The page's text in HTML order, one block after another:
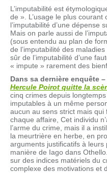
L’imputabilité est
de ». L’usage le plus
l’imputabilité d’une dépense
Mais on parle aussi de
(sous entendu au plan de
de l’imputabilité des
sûr de l’imputabilité d’une
« impute » rarement des
Dans sa dernière enquête
Hercule Poirot quitte la
cinq crimes depuis
imputables à un même
aucun au sens strict mais qui
chaque affaire, Cet individu
l’arme du crime, mais il a
la meurtrière en herbe, en
arguments justificatifs à
manière de Iago dans
sur des indices matériels du
complexe des motivations et